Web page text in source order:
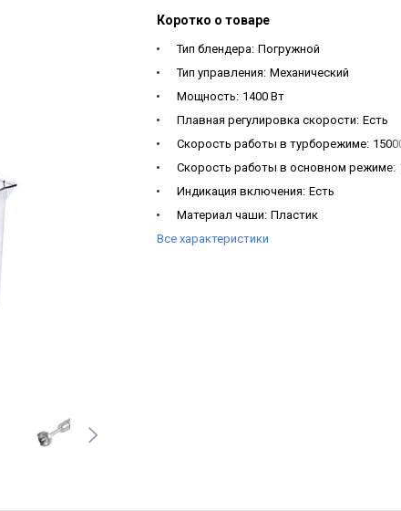
Коротко о товаре
Тип блендера: Погружной
Тип управления: Механический
Мощность: 1400 Вт
Плавная регулировка скорости: Есть
Скорость работы в турборежиме:
Скорость работы в основном режиме:
Индикация включения: Есть
Материал чаши: Пластик
Объем чаши: 860 мл
Блендер, чаша
Все характеристики